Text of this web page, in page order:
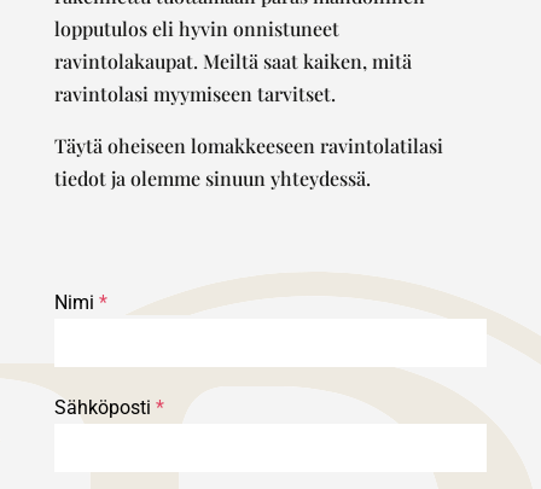
lopputulos eli hyvin onnistuneet
ravintolakaupat. Meiltä saat kaiken, mitä
ravintolasi myymiseen tarvitset.
Täytä oheiseen lomakkeeseen ravintolatilasi
tiedot ja olemme sinuun yhteydessä.
Nimi *
Sähköposti *